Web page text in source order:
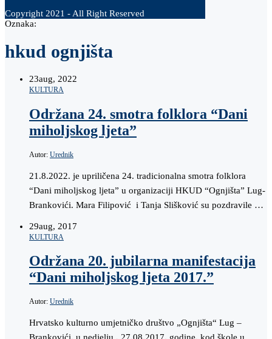
Copyright 2021 - All Right Reserved
Oznaka:
hkud ognjišta
23aug, 2022
KULTURA
Održana 24. smotra folklora “Dani
miholjskog ljeta”
Autor: Urednik
21.8.2022. je upriličena 24. tradicionalna smotra folklora
“Dani miholjskog ljeta” u organizaciji HKUD “Ognjišta” Lug-
Brankovići. Mara Filipović i Tanja Slišković su pozdravile …
29aug, 2017
KULTURA
Održana 20. jubilarna manifestacija
“Dani miholjskog ljeta 2017.”
Autor: Urednik
Hrvatsko kulturno umjetničko društvo „Ognjišta“ Lug –